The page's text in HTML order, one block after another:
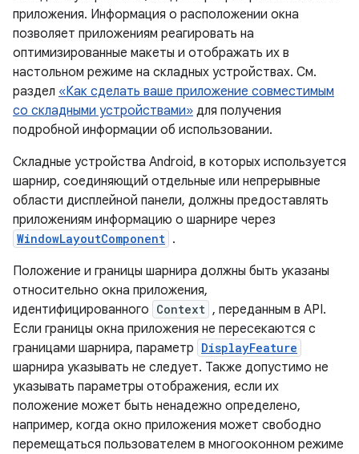
приложения. Информация о расположении окна
позволяет приложениям реагировать на
оптимизированные макеты и отображать их в
настольном режиме на складных устройствах. См.
раздел «Как сделать ваше приложение совместимым
со складными устройствами» для получения
подробной информации об использовании.
Складные устройства Android, в которых используется
шарнир, соединяющий отдельные или непрерывные
области дисплейной панели, должны предоставлять
приложениям информацию о шарнире через
WindowLayoutComponent .
Положение и границы шарнира должны быть указаны
относительно окна приложения,
идентифицированного Context , переданным в API.
Если границы окна приложения не пересекаются с
границами шарнира, параметр DisplayFeature
шарнира указывать не следует. Также допустимо не
указывать параметры отображения, если их
положение может быть ненадежно определено,
например, когда окно приложения может свободно
перемещаться пользователем в многооконном режиме